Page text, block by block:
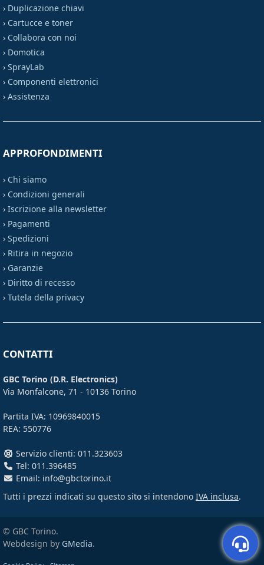
› Duplicazione chiavi
› Cartucce e toner
› Collabora con noi
› Domotica
› SprayLab
› Componenti elettronici
› Assistenza
APPROFONDIMENTI
› Chi siamo
› Condizioni generali
› Iscrizione alla newsletter
› Pagamenti
› Spedizioni
› Ritira in negozio
› Garanzie
› Diritto di recesso
› Tutela della privacy
CONTATTI
GBC Torino (D.R. Electronics)
Via Monfalcone, 71 - 10136 Torino
Partita IVA: 10969840015
REA: 550776
Servizio clienti: 011.323603
Tel: 011.396485
Email: info@gbctorino.it
Tutti i prezzi indicati su questo sito si intendono IVA inclusa.
© GBC Torino.
Webdesign by GMedia.